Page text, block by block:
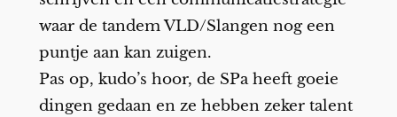
waar de tandem VLD/Slangen nog een
puntje aan kan zuigen.
Pas op, kudo’s hoor, de SPa heeft goeie
dingen gedaan en ze hebben zeker talent